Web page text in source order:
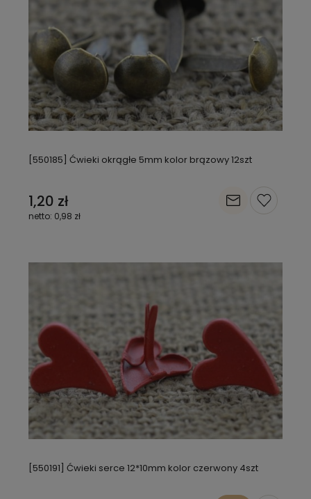
[550185] Ćwieki okrągłe 5mm kolor brązowy 12szt
1,20 zł
0,98 zł
[550191] Ćwieki serce 12*10mm kolor czerwony 4szt